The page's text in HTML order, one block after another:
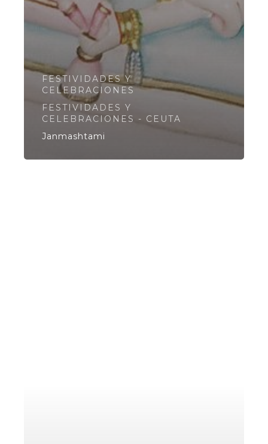
FESTIVIDADES Y
CELEBRACIONES
FESTIVIDADES Y
CELEBRACIONES - CEUTA
Janmashtami